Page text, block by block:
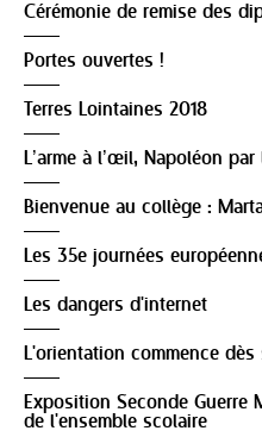
Cérémonie de remise des
Portes ouvertes !
Terres Lointaines 2018
L’arme à l’œil, Napoléon
Bienvenue au collège :
Les 35e journées
Les dangers d'internet
L'orientation commence dès
Exposition Seconde Guerre
de l'ensemble scolaire